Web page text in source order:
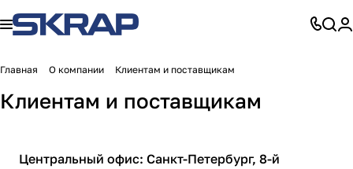
Главная О компании Клиентам и поставщикам
Клиентам и поставщикам
Центральный офис: Санкт-Петербург, 8-й